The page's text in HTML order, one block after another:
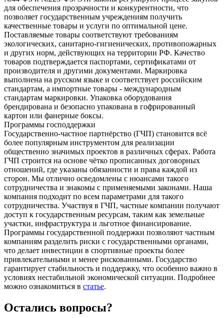
для обеспечения прозрачности и конкурентности, что
позволяет государственным учреждениям получить
качественные товары и услуги по оптимальной цене.
Поставляемые товары соответствуют требованиям
экологических, санитарно-гигиенических, противопожарных
и других норм, действующих на территории РФ. Качество
товаров подтверждается паспортами, сертификатами от
производителя и другими документами. Маркировка
выполнена на русском языке и соответствует российским
стандартам, а импортные товары - международным
стандартам маркировки. Упаковка оборудования
брендирована и безопасно упакована в гофрированный
картон или фанерные боксы.
Программы господдержки
Государственно-частное партнёрство (ГЧП) становится всё
более популярным инструментом для реализации
общественно значимых проектов в различных сферах. Работа
ГЧП строится на основе чётко прописанных договорных
отношений, где указаны обязанности и права каждой из
сторон. Мы отлично осведомлены с нюансами такого
сотрудничества и знакомы с применяемыми законами. Наша
компания подходит по всем параметрами для такого
сотрудничества. Участвуя в ГЧП, частные компании получают
доступ к государственным ресурсам, таким как земельные
участки, инфраструктура и льготное финансирование.
Программы государственной поддержки позволяют частным
компаниям разделить риски с государственными органами,
что делает инвестиции в спортивные проекты более
привлекательными и менее рискованными. Государство
гарантирует стабильность и поддержку, что особенно важно в
условиях нестабильной экономической ситуации. Подробнее
можно ознакомиться в статье.
Остались вопросы?